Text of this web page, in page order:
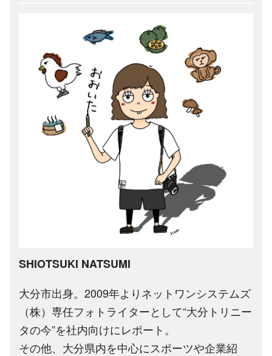
SHIOTSUKI NATSUMI
大分市出身。2009年よりネットワンシステムズ
（株）専任フォトライターとして“大分トリニー
タの今”を社内向けにレポート。
その他、大分県内を中心にスポーツや企業紹